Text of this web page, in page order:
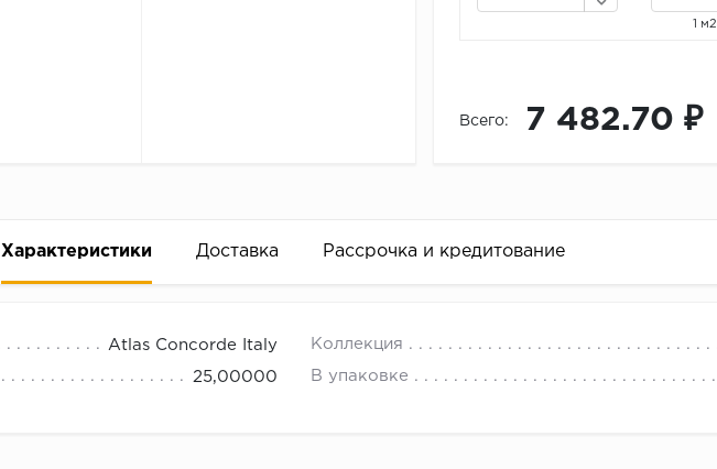
1 м2
Всего: 7 482.70 ₽
Характеристики Доставка Рассрочка и кредитование
Atlas Concorde Italy Коллекция
25,00000 В упаковке